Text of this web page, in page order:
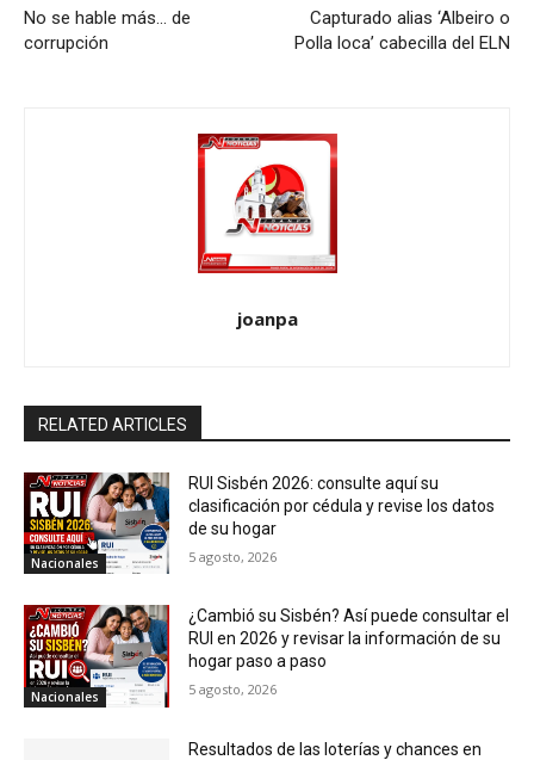
No se hable más… de
corrupción
Capturado alias ‘Albeiro o
Polla loca’ cabecilla del ELN
joanpa
RELATED ARTICLES
Nacionales
RUI Sisbén 2026: consulte aquí su
clasificación por cédula y revise los datos
de su hogar
5 agosto, 2026
Nacionales
¿Cambió su Sisbén? Así puede consultar el
RUI en 2026 y revisar la información de su
hogar paso a paso
5 agosto, 2026
Resultados de las loterías y chances en